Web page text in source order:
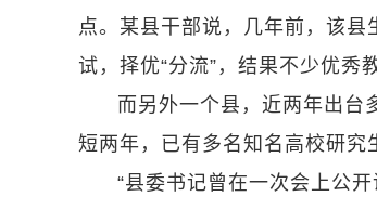
点。某县干部说，几年前，该
试，择优“分流”，结果不少优秀
而另外一个县，近两年出台
短两年，已有多名知名高校研究
“县委书记曾在一次会上公